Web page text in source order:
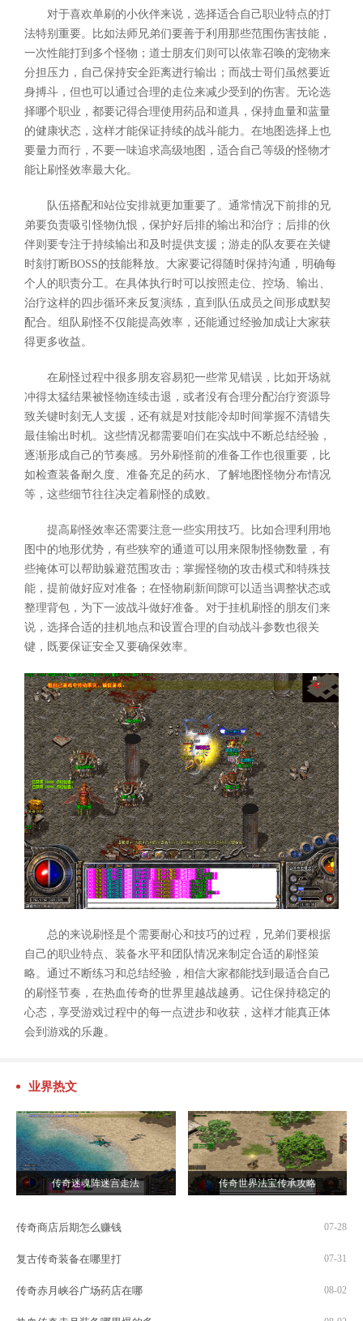
对于喜欢单刷的小伙伴来说，选择适合自己职业特点的打
法特别重要。比如法师兄弟们要善于利用那些范围伤害技能，
一次性能打到多个怪物；道士朋友们则可以依靠召唤的宠物来
分担压力，自己保持安全距离进行输出；而战士哥们虽然要近
身搏斗，但也可以通过合理的走位来减少受到的伤害。无论选
择哪个职业，都要记得合理使用药品和道具，保持血量和蓝量
的健康状态，这样才能保证持续的战斗能力。在地图选择上也
要量力而行，不要一味追求高级地图，适合自己等级的怪物才
能让刷怪效率最大化。
队伍搭配和站位安排就更加重要了。通常情况下前排的兄
弟要负责吸引怪物仇恨，保护好后排的输出和治疗；后排的伙
伴则要专注于持续输出和及时提供支援；游走的队友要在关键
时刻打断BOSS的技能释放。大家要记得随时保持沟通，明确每
个人的职责分工。在具体执行时可以按照走位、控场、输出、
治疗这样的四步循环来反复演练，直到队伍成员之间形成默契
配合。组队刷怪不仅能提高效率，还能通过经验加成让大家获
得更多收益。
在刷怪过程中很多朋友容易犯一些常见错误，比如开场就
冲得太猛结果被怪物连续击退，或者没有合理分配治疗资源导
致关键时刻无人支援，还有就是对技能冷却时间掌握不清错失
最佳输出时机。这些情况都需要咱们在实战中不断总结经验，
逐渐形成自己的节奏感。另外刷怪前的准备工作也很重要，比
如检查装备耐久度、准备充足的药水、了解地图怪物分布情况
等，这些细节往往决定着刷怪的成败。
提高刷怪效率还需要注意一些实用技巧。比如合理利用地
图中的地形优势，有些狭窄的通道可以用来限制怪物数量，有
些掩体可以帮助躲避范围攻击；掌握怪物的攻击模式和特殊技
能，提前做好应对准备；在怪物刷新间隙可以适当调整状态或
整理背包，为下一波战斗做好准备。对于挂机刷怪的朋友们来
说，选择合适的挂机地点和设置合理的自动战斗参数也很关
键，既要保证安全又要确保效率。
总的来说刷怪是个需要耐心和技巧的过程，兄弟们要根据
自己的职业特点、装备水平和团队情况来制定合适的刷怪策
略。通过不断练习和总结经验，相信大家都能找到最适合自己
的刷怪节奏，在热血传奇的世界里越战越勇。记住保持稳定的
心态，享受游戏过程中的每一点进步和收获，这样才能真正体
会到游戏的乐趣。
业界热文
传奇迷魂阵迷宫走法 传奇世界法宝传承攻略
传奇商店后期怎么赚钱 07-28
复古传奇装备在哪里打 07-31
传奇赤月峡谷广场药店在哪 08-02